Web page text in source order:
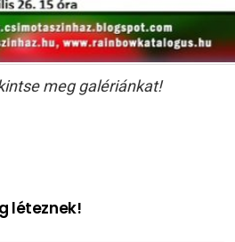
meg galériánkat!
léteznek!